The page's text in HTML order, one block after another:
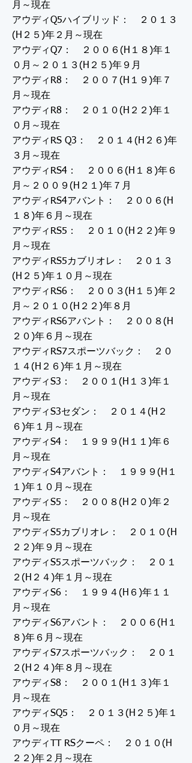
月～現在
アウディQ5ハイブリッド： ２０１３
(H２５)年２月～現在
アウディQ7： ２００６(H１８)年１
０月～２０１３(H２５)年９月
アウディR8： ２００７(H１９)年７
月～現在
アウディR8： ２０１０(H２２)年１
０月～現在
アウディRS Q3： ２０１４(H２６)年
３月～現在
アウディRS4： ２００６(H１８)年６
月～２００９(H２１)年７月
アウディRS4アバント： ２００６(H
１８)年６月～現在
アウディRS5： ２０１０(H２２)年９
月～現在
アウディRS5カブリオレ： ２０１３
(H２５)年１０月～現在
アウディRS6： ２００３(H１５)年２
月～２０１０(H２２)年８月
アウディRS6アバント： ２００８(H
２０)年６月～現在
アウディRS7スポーツバック： ２０
１４(H２６)年１月～現在
アウディS3： ２００１(H１３)年１
月～現在
アウディS3セダン： ２０１４(H２
６)年１月～現在
アウディS4： １９９９(H１１)年６
月～現在
アウディS4アバント： １９９９(H１
１)年１０月～現在
アウディS5： ２００８(H２０)年２
月～現在
アウディS5カブリオレ： ２０１０(H
２２)年９月～現在
アウディS5スポーツバック： ２０１
２(H２４)年１月～現在
アウディS6： １９９４(H６)年１１
月～現在
アウディS6アバント： ２００６(H１
８)年６月～現在
アウディS7スポーツバック： ２０１
２(H２４)年８月～現在
アウディS8： ２００１(H１３)年１
月～現在
アウディSQ5： ２０１３(H２５)年１
０月～現在
アウディTT RSクーペ： ２０１０(H
２２)年２月～現在